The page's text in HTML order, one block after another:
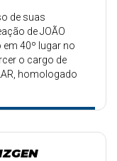
de suas
de JOÃO
em 40º lugar no
o cargo de
homologado